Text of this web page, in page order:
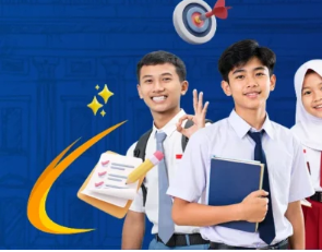
OUR PROGRAM
REGISTRATION